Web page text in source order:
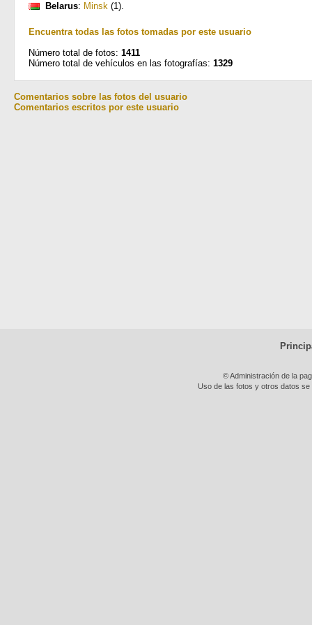
Belarus: Minsk (1).
Encuentra todas las fotos tomadas por este usuario
Número total de fotos: 1411
Número total de vehículos en las fotografías: 1329
Comentarios sobre las fotos del usuario
Comentarios escritos por este usuario
© Administración de la
Uso de las fotos y otros datos